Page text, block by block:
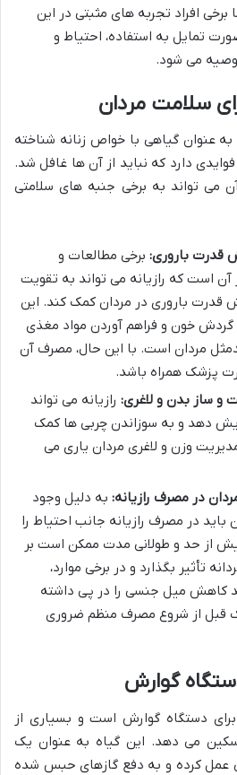
برخی افراد تجربه های مثبتی در این
تمایل به استفاده، احتیاط و
می شود.
به عنوان گیاهی با خواص زنانه شناخته
دارد که نباید از آن ها غافل شد.
می تواند به برخی جنبه های سلامتی
قدرت باروری: برخی مطالعات و
آن است که رازیانه می تواند به تقویت
قدرت باروری در مردان کمک کند. این
گردش خون و فراهم آوردن مواد مغذی
مردان است. با این حال، مصرف آن
پزشک همراه باشد.
ساز بدن و لاغری: رازیانه می تواند
دهد و به سوزاندن چربی ها کمک
وزن و لاغری مردان یاری می
در مصرف رازیانه: به دلیل وجود
باید در مصرف رازیانه جانب احتیاط را
از حد و طولانی مدت ممکن است بر
تأثیر بگذارد و در برخی موارد،
کاهش میل جنسی را در پی داشته
قبل از شروع مصرف منظم ضروری
دستگاه گوارش است و بسیاری از
می دهد. این گیاه به عنوان یک
عمل کرده و به دفع گازهای حبس شده